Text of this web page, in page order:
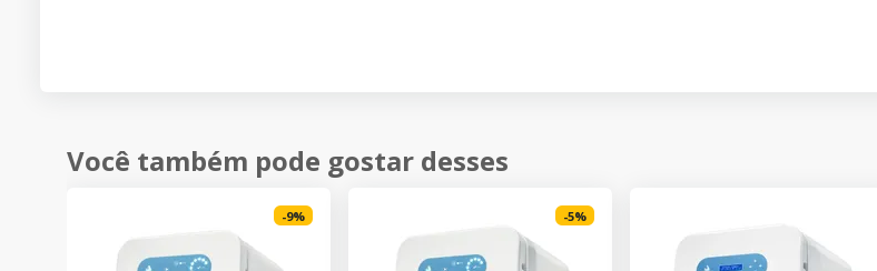
Você também pode gostar desses
-9% -5%